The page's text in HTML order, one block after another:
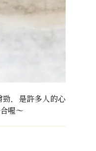
，是許多人的心
喔～